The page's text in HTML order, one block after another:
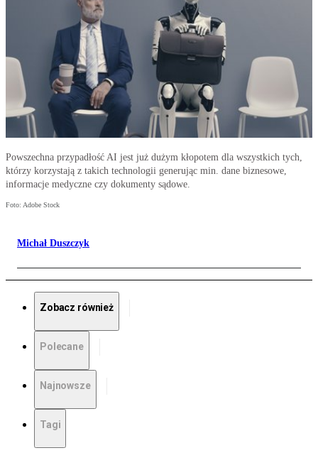
Powszechna przypadłość AI jest już dużym kłopotem dla wszystkich tych,
którzy korzystają z takich technologii generując min. dane biznesowe,
informacje medyczne czy dokumenty sądowe.
Foto: Adobe Stock
Michał Duszczyk
Zobacz również
Polecane
Najnowsze
Tagi